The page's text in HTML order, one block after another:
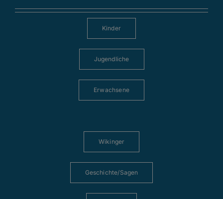
Kinder
Jugendliche
Erwachsene
Wikinger
Geschichte/Sagen